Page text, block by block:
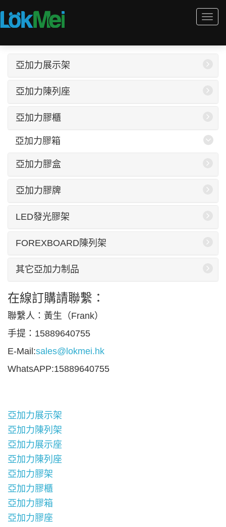
亞加力展示架
亞加力陳列座
亞加力膠櫃
亞加力膠箱
亞加力膠盒
亞加力膠牌
LED發光膠架
FOREXBOARD陳列架
其它亞加力制品
在線訂購請聯繫：
聯繫人：黃生（Frank）
手提：15889640755
E-Mail:sales@lokmei.hk
WhatsAPP:15889640755
亞加力展示架
亞加力陳列架
亞加力展示座
亞加力陳列座
亞加力膠架
亞加力膠櫃
亞加力膠箱
亞加力膠座